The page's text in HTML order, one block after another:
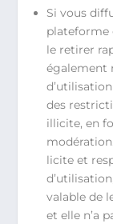
Si vous
plateforme
le retirer
également
des
illicite, en
licite et
valable de
et elle n’a